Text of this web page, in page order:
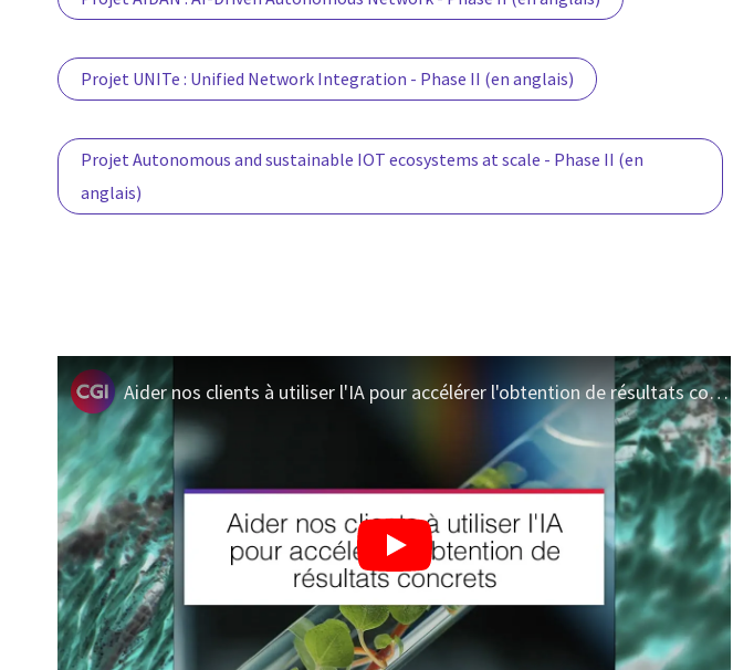
Projet UNITe : Unified Network Integration - Phase II (en anglais)
Projet Autonomous and sustainable IOT ecosystems at scale - Phase II (en
anglais)
Aider nos clients à utiliser l'IA pour accélérer l'obtention de résultats concrets